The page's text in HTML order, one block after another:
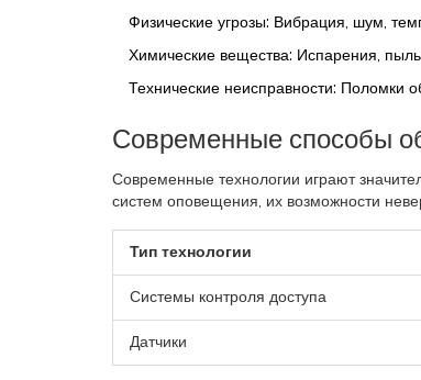
Физические угрозы: Вибрация, шум,
Химические вещества: Испарения,
Технические неисправности: Поломки
Современные способы
Современные технологии играют
систем оповещения, их возможности
Тип технологии
Системы контроля доступа
Датчики